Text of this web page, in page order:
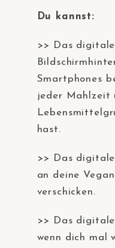
Du kannst:
>> Das
Smartphones
jeder Mahlzeit
hast.
>> Das
an deine
verschicken.
>> Das
wenn dich mal